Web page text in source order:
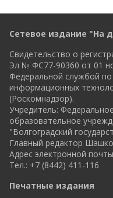
Сетевое издание "На
Свидетельство о
Эл № ФС77-90360 от 01
Федеральной службой
информационных
(Роскомнадзор).
Учредитель:
образовательное
"Волгоградский
Главный редактор
Адрес электронной
Тел.: +7 (8442) 411-116
Печатные издания